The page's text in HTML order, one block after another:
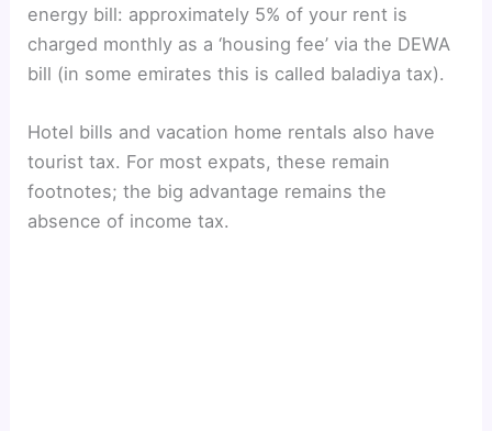
energy bill: approximately 5% of your rent is
charged monthly as a ‘housing fee’ via the DEWA
bill (in some emirates this is called baladiya tax).
Hotel bills and vacation home rentals also have
tourist tax. For most expats, these remain
footnotes; the big advantage remains the
absence of income tax.